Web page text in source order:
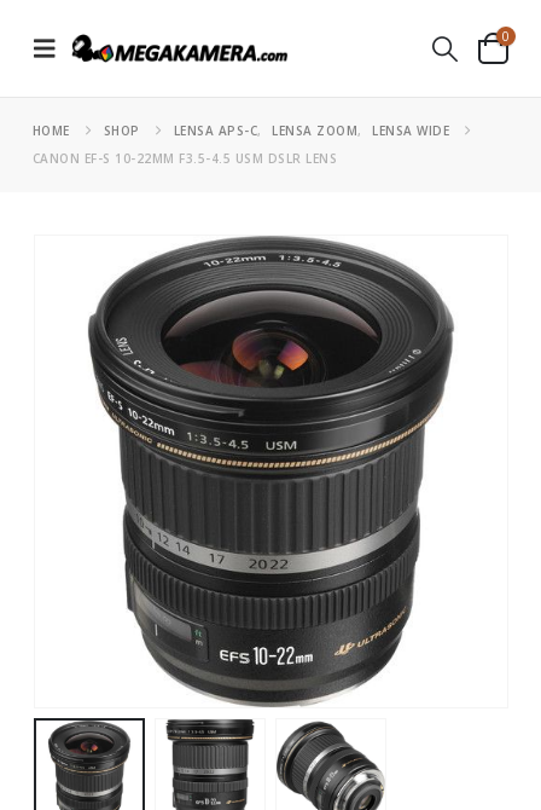
0
HOME SHOP LENSA APS-C, LENSA ZOOM,
LENSA WIDE
CANON EF-S 10-22MM F3.5-4.5 USM DSLR LENS